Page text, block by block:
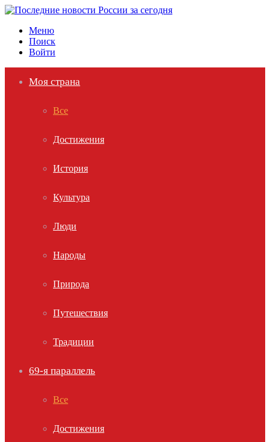
Меню
Поиск
Войти
Моя страна
Все
Достижения
История
Культура
Люди
Народы
Природа
Путешествия
Традиции
69-я параллель
Все
Достижения